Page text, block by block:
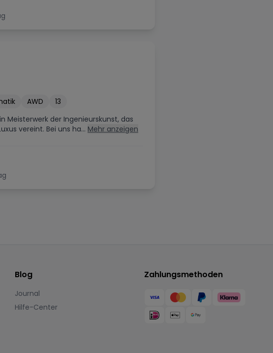
AWD
13
Meisterwerk der Ingenieurskunst, das
vereint. Bei uns ha... Mehr anzeigen
Blog
Journal
Hilfe-Center
Zahlungsmethoden